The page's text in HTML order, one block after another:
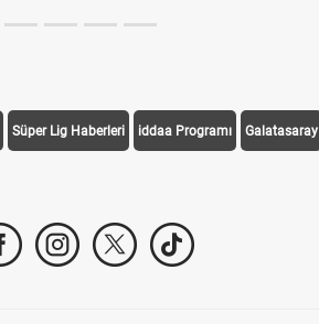
Süper Lig Haberleri iddaa Programı Galatasaray